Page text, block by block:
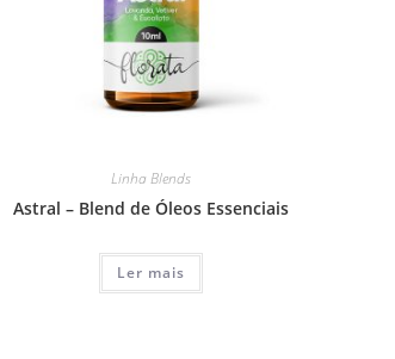
Linha Blends
Astral – Blend de Óleos Essenciais
Ler mais